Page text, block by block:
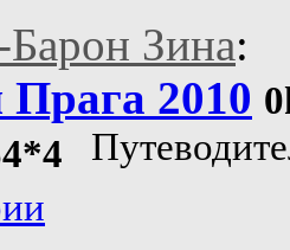
Зина:
2010